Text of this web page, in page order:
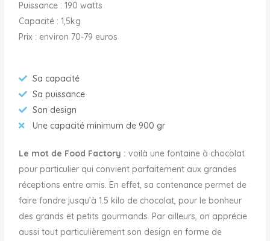
Puissance : 190 watts
Capacité : 1,5kg
Prix : environ 70-79 euros
Sa capacité
Sa puissance
Son design
Une capacité minimum de 900 gr
Le mot de Food Factory : voilà une fontaine à chocolat
pour particulier qui convient parfaitement aux grandes
réceptions entre amis. En effet, sa contenance permet de
faire fondre jusqu’à 1.5 kilo de chocolat, pour le bonheur
des grands et petits gourmands. Par ailleurs, on apprécie
aussi tout particulièrement son design en forme de